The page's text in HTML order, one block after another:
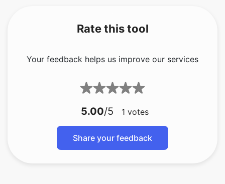
Rate this tool
Your feedback helps us improve our services
5.00/5 1 votes
Share your feedback